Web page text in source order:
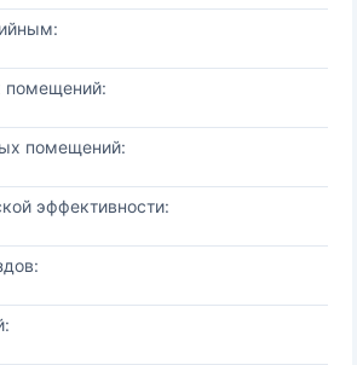
помещений:
помещений:
эффективности: